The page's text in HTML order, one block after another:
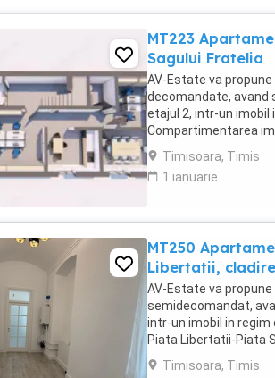
MT223
Sagului Fratelia
AV-Estate va
decomandate, avand
etajul 2, intr-un imobil
Compartimentarea
- 1 bucatarie + zona
Timisoara, Timis
1 ianuarie
MT250
Libertatii,
AV-Estate va
semidecomandat,
intr-un imobil in regim
Piata Libertatii-Piata
Compartimentarea
Timisoara, Timis